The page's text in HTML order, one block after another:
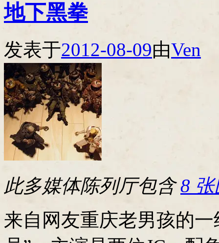
地下黑拳
发表于2012-08-09由Ven
此多媒体陈列厅包含8
来自网友重庆老男孩的